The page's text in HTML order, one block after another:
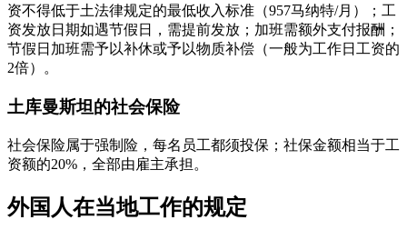
资不得低于土法律规定的最低收入标准（957马纳特/月）；工
资发放日期如遇节假日，需提前发放；加班需额外支付报酬；
节假日加班需予以补休或予以物质补偿（一般为工作日工资的
2倍）。
土库曼斯坦的社会保险
社会保险属于强制险，每名员工都须投保；社保金额相当于工
资额的20%，全部由雇主承担。
外国人在当地工作的规定